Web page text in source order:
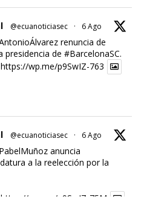
@ecuanoticiasec · 6 Ago
renuncia de
presidencia de #BarcelonaSC.
https://wp.me/p9SwIZ-763
@ecuanoticiasec · 6 Ago
anuncia
a la reelección por la
https://wp.me/p9SwIZ-75M